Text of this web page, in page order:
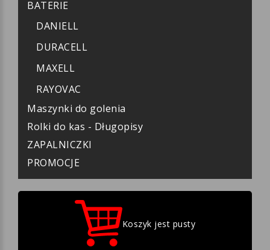
HURT
BATERIE
DANIELL
DURACELL
MAXELL
RAYOVAC
Maszynki do golenia
Rolki do kas - Długopisy
ZAPALNICZKI